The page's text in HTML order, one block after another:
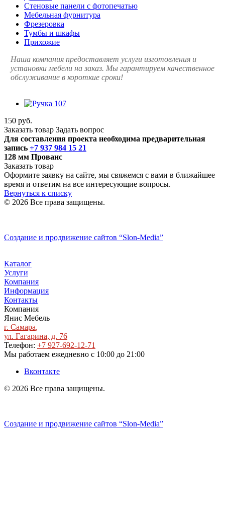
Стеновые панели с фотопечатью
Мебельная фурнитура
Фрезеровка
Тумбы и шкафы
Прихожие
Наша компания предоставляет услуги изготовления и
установки мебели на заказ. Мы гарантируем качественное
обслуживание в короткие сроки!
150 руб.
Заказать товар Задать вопрос
Для составления проекта необходима предварительная
запись +7 937 984 15 21
128 мм Прованс
Заказать товар
Оформите заявку на сайте, мы свяжемся с вами в ближайшее
время и ответим на все интересующие вопросы.
Вернуться к списку
© 2026 Все права защищены.
Создание и продвижение сайтов “Slon-Media”
Каталог
Услуги
Компания
Информация
Контакты
Компания
Янис Мебель
г. Самара,
ул. Гагарина, д. 76
Телефон: +7 927-692-12-71
Мы работаем ежедневно с 10:00 до 21:00
Вконтакте
© 2026 Все права защищены.
Создание и продвижение сайтов “Slon-Media”